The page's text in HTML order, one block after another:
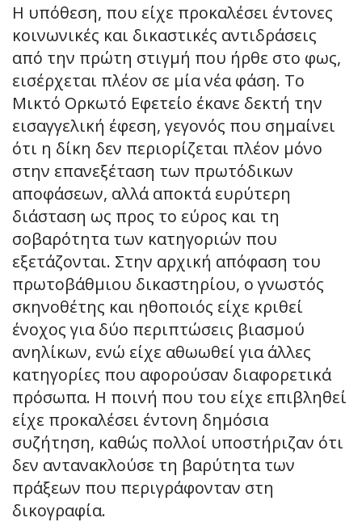
Η υπόθεση, που είχε προκαλέσει έντονες
κοινωνικές και δικαστικές αντιδράσεις
από την πρώτη στιγμή που ήρθε στο φως,
εισέρχεται πλέον σε μία νέα φάση. Το
Μικτό Ορκωτό Εφετείο έκανε δεκτή την
εισαγγελική έφεση, γεγονός που σημαίνει
ότι η δίκη δεν περιορίζεται πλέον μόνο
στην επανεξέταση των πρωτόδικων
αποφάσεων, αλλά αποκτά ευρύτερη
διάσταση ως προς το εύρος και τη
σοβαρότητα των κατηγοριών που
εξετάζονται. Στην αρχική απόφαση του
πρωτοβάθμιου δικαστηρίου, ο γνωστός
σκηνοθέτης και ηθοποιός είχε κριθεί
ένοχος για δύο περιπτώσεις βιασμού
ανηλίκων, ενώ είχε αθωωθεί για άλλες
κατηγορίες που αφορούσαν διαφορετικά
πρόσωπα. Η ποινή που του είχε επιβληθεί
είχε προκαλέσει έντονη δημόσια
συζήτηση, καθώς πολλοί υποστήριζαν ότι
δεν αντανακλούσε τη βαρύτητα των
πράξεων που περιγράφονταν στη
δικογραφία.